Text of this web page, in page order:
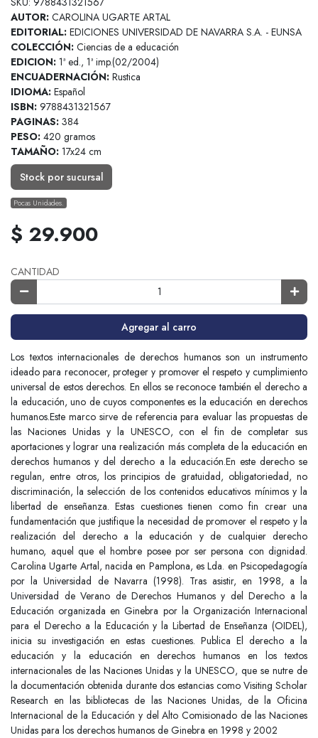
AUTOR: CAROLINA UGARTE ARTAL
EDITORIAL: EDICIONES UNIVERSIDAD DE NAVARRA S.A. - EUNSA
COLECCIÓN: Ciencias de a educación
EDICION: 1ª ed., 1ª imp.(02/2004)
ENCUADERNACIÓN: Rustica
IDIOMA: Español
ISBN: 9788431321567
PAGINAS: 384
PESO: 420 gramos
TAMAÑO: 17x24 cm
Stock por sucursal
Pocas Unidades.
$ 29.900
CANTIDAD
Agregar al carro
Los textos internacionales de derechos humanos son un instrumento
ideado para reconocer, proteger y promover el respeto y cumplimiento
universal de estos derechos. En ellos se reconoce también el derecho a
la educación, uno de cuyos componentes es la educación en derechos
humanos.Este marco sirve de referencia para evaluar las propuestas de
las Naciones Unidas y la UNESCO, con el fin de completar sus
aportaciones y lograr una realización más completa de la educación en
derechos humanos y del derecho a la educación.En este derecho se
regulan, entre otros, los principios de gratuidad, obligatoriedad, no
discriminación, la selección de los contenidos educativos mínimos y la
libertad de enseñanza. Estas cuestiones tienen como fin crear una
fundamentación que justifique la necesidad de promover el respeto y la
realización del derecho a la educación y de cualquier derecho
humano, aquel que el hombre posee por ser persona con dignidad.
Carolina Ugarte Artal, nacida en Pamplona, es Lda. en Psicopedagogía
por la Universidad de Navarra (1998). Tras asistir, en 1998, a la
Universidad de Verano de Derechos Humanos y del Derecho a la
Educación organizada en Ginebra por la Organización Internacional
para el Derecho a la Educación y la Libertad de Enseñanza (OIDEL),
inicia su investigación en estas cuestiones. Publica El derecho a la
educación y la educación en derechos humanos en los textos
internacionales de las Naciones Unidas y la UNESCO, que se nutre de
la documentación obtenida durante dos estancias como Visiting Scholar
Research en las bibliotecas de las Naciones Unidas, de la Oficina
Internacional de la Educación y del Alto Comisionado de las Naciones
Unidas para los derechos humanos de Ginebra en 1998 y 2002